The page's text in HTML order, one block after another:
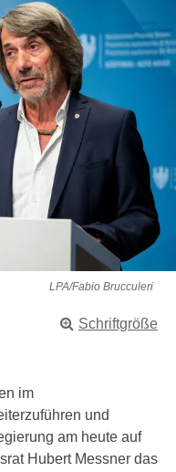
LPA/Fabio Brucculeri
Schriftgröße
im
und
am heute auf
Hubert Messner das